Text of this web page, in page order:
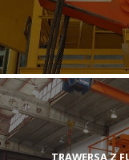
TRAWERSA Z